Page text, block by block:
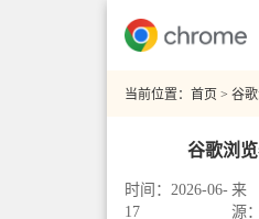
当前位置： 首页 > 谷
谷歌浏
时间：2026-06-
17
来
源：